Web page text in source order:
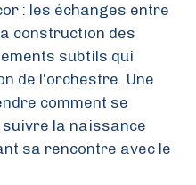
: les échanges entre
construction des
subtils qui
de l’orchestre. Une
comment se
la naissance
sa rencontre avec le